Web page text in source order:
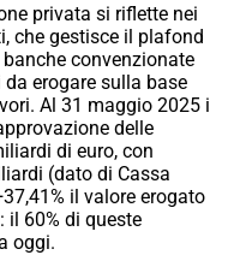
privata si riflette nei
che gestisce il plafond
convenzionate
erogare sulla base
Al 31 maggio 2025 i
delle
di euro, con
(dato di Cassa
il valore erogato
il 60% di queste
oggi.